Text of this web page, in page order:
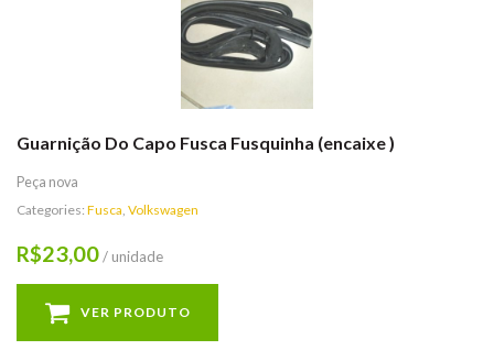
Guarnição Do Capo Fusca Fusquinha (encaixe )
Peça nova
Categories: Fusca, Volkswagen
R$23,00/ unidade
VER PRODUTO